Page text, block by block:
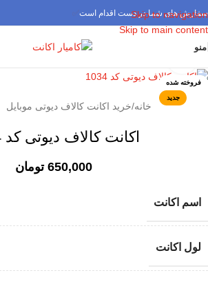
Skip to navigation
Skip to main content
سفارش های شما در دست اقدام است
منو
فروخته شده
جدید
خانه/خرید اکانت کالاف دیوتی موبایل
اکانت کالاف دیوتی کد 1034
650,000 تومان
اسم اکانت
لول اکانت